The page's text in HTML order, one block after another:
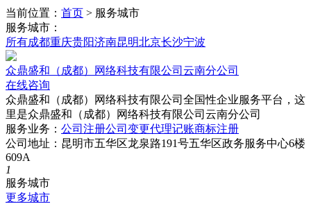
当前位置： 首页 > 服务城市
服务城市：
所有成都重庆贵阳济南昆明北京长沙宁波
众鼎盛和（成都）网络科技有限公司云南分公司
在线咨询
众鼎盛和（成都）网络科技有限公司全国性企业服务平台，这
里是众鼎盛和（成都）网络科技有限公司云南分公司
服务业务： 公司注册公司变更代理记账商标注册
公司地址：昆明市五华区龙泉路191号五华区政务服务中心6楼
609A
1
服务城市
更多城市